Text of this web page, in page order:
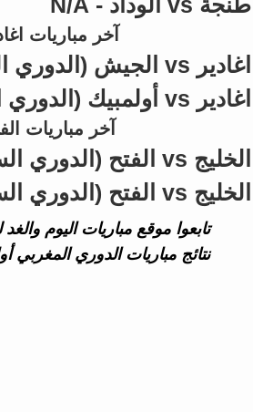
آخر مباريات
اغادير vs الجيش (الدوري المغربي) - N/A
اغادير vs أولمبيك (الدوري المغربي) - 2 - 1
آخر مباريات
الخليج vs الفتح (الدوري السعودي) - 0 - 1
الخليج vs الفتح (الدوري السعودي) - 0 - 1
تابعوا موقع مباريات اليوم والغد
نتائج مباريات الدوري المغربي